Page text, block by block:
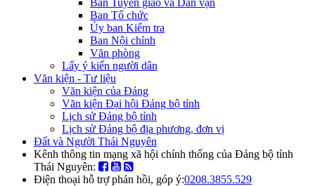
Ban Tổ chức
Ủy ban Kiểm tra
Ban Nội chính
Văn phòng
Lấy ý kiến người dân
Văn kiện - Tư liệu
Văn kiện của Đảng
Văn kiện Đại hội Đảng bộ tỉnh
Lịch sử Đảng bộ tỉnh
Lịch sử Đảng bộ địa phương, đơn vị
Đất và Người Thái Nguyên
Kênh thông tin mạng xã hội chính thống của Đảng bộ tỉnh
Thái Nguyên:
Điện thoại hỗ trợ phản hồi, góp ý:0208.3855.529